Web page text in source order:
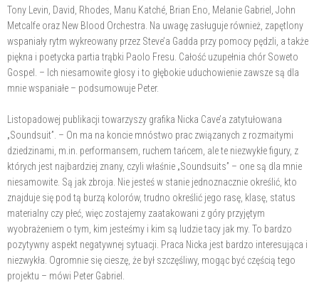
Tony Levin, David, Rhodes, Manu Katché, Brian Eno, Melanie Gabriel, John
Metcalfe oraz New Blood Orchestra. Na uwagę zasługuje również, zapętlony
wspaniały rytm wykreowany przez Steve’a Gadda przy pomocy pędzli, a także
piękna i poetycka partia trąbki Paolo Fresu. Całość uzupełnia chór Soweto
Gospel. – Ich niesamowite głosy i to głębokie uduchowienie zawsze są dla
mnie wspaniałe – podsumowuje Peter.
Listopadowej publikacji towarzyszy grafika Nicka Cave’a zatytułowana
„Soundsuit”. – On ma na koncie mnóstwo prac związanych z rozmaitymi
dziedzinami, m.in. performansem, ruchem tańcem, ale te niezwykłe figury, z
których jest najbardziej znany, czyli właśnie „Soundsuits” – one są dla mnie
niesamowite. Są jak zbroja. Nie jesteś w stanie jednoznacznie określić, kto
znajduje się pod tą burzą kolorów, trudno określić jego rasę, klasę, status
materialny czy płeć, więc zostajemy zaatakowani z góry przyjętym
wyobrażeniem o tym, kim jesteśmy i kim są ludzie tacy jak my. To bardzo
pozytywny aspekt negatywnej sytuacji. Praca Nicka jest bardzo interesująca i
niezwykła. Ogromnie się cieszę, że był szczęśliwy, mogąc być częścią tego
projektu – mówi Peter Gabriel.